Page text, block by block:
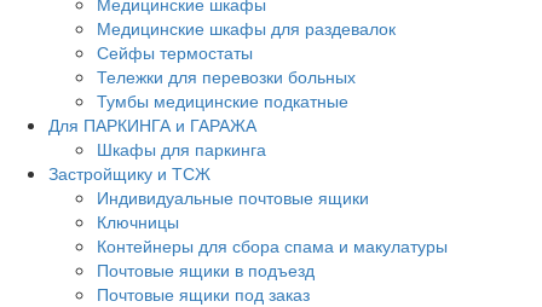
Медицинские шкафы для раздевалок
Сейфы термостаты
Тележки для перевозки больных
Тумбы медицинские подкатные
Для ПАРКИНГА и ГАРАЖА
Шкафы для паркинга
Застройщику и ТСЖ
Индивидуальные почтовые ящики
Ключницы
Контейнеры для сбора спама и макулатуры
Почтовые ящики в подъезд
Почтовые ящики под заказ